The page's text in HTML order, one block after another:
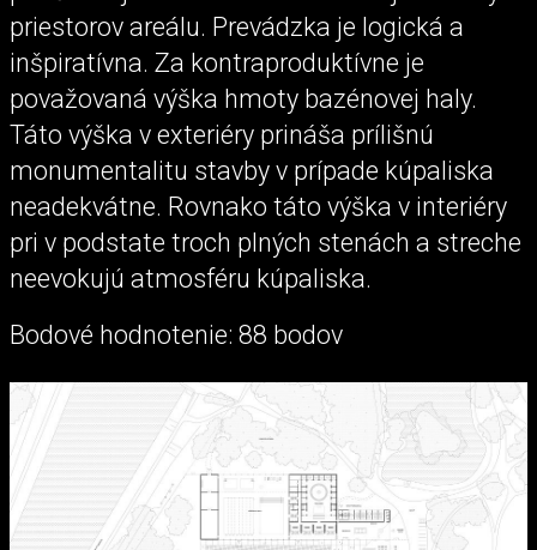
priestorov areálu. Prevádzka je logická a
inšpiratívna. Za kontraproduktívne je
považovaná výška hmoty bazénovej haly.
Táto výška v exteriéry prináša prílišnú
monumentalitu stavby v prípade kúpaliska
neadekvátne. Rovnako táto výška v interiéry
pri v podstate troch plných stenách a streche
neevokujú atmosféru kúpaliska.
Bodové hodnotenie: 88 bodov